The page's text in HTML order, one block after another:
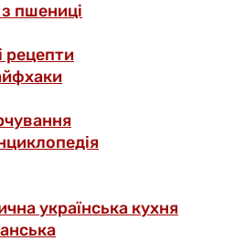
пшениці
рецепти
українська кухня